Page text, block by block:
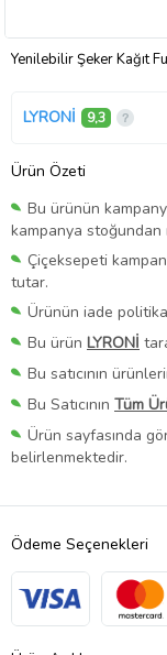
Yenilebilir Şeker Kağıt
LYRONİ 9,3
Ürün Özeti
Bu ürünün
kampanya stoğundan
Çiçeksepeti
tutar.
Ürünün iade
Bu ürün LYRONİ
Bu satıcının
Bu Satıcının Tüm
Ürün sayfasında
belirlenmektedir.
Ödeme Seçenekleri